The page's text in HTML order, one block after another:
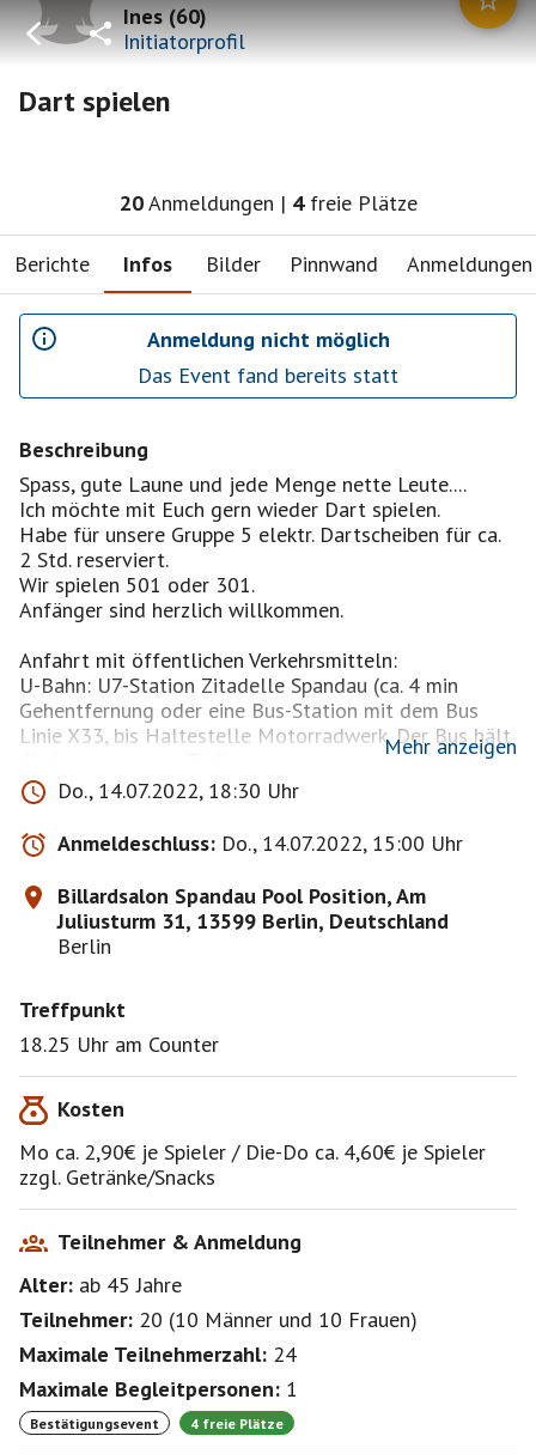
Ines(60)
Initiatorprofil
Dart spielen
20Anmeldungen | 4 freie Plätze
Berichte Infos Bilder Pinnwand Anmeldungen
Anmeldung nicht möglich
Das Event fand bereits statt
Beschreibung
Spass, gute Laune und jede Menge nette Leute....
Ich möchte mit Euch gern wieder Dart spielen.
Habe für unsere Gruppe 5 elektr. Dartscheiben für ca.
2 Std. reserviert.
Wir spielen 501 oder 301.
Anfänger sind herzlich willkommen.
Anfahrt mit öffentlichen Verkehrsmitteln:
U-Bahn: U7-Station Zitadelle Spandau (ca. 4 min
Gehentfernung oder eine Bus-Station mit dem Bus
Linie X33, bis Haltestelle Motorradwerk. Der Bus hält
Anfahrt mit dem PKW:
Verkehrsgünstig sind wir über die Berliner
Stadtautobahn BAB A100, Ausfahrt Siemensdamm zu
erreichen. Direkt vor unserer Tür verfügen wir über 25
hauseigene Kundenparkplätze.
Montag ist Spartag 5,80€ / Std. : Anzahl Teilnehmer
Mehr anzeigen
Do., 14.07.2022, 18:30 Uhr
Anmeldeschluss: Do., 14.07.2022, 15:00 Uhr
Billardsalon Spandau Pool Position, Am
Juliusturm 31, 13599 Berlin, Deutschland
Berlin
Treffpunkt
18.25 Uhr am Counter
Kosten
Mo ca. 2,90€ je Spieler / Die-Do ca. 4,60€ je Spieler
zzgl. Getränke/Snacks
Teilnehmer & Anmeldung
Alter: ab 45Jahre
Teilnehmer: 20 (10 Männer und 10 Frauen)
Maximale Teilnehmerzahl: 24
Maximale Begleitpersonen: 1
Bestätigungsevent 4 freie Plätze